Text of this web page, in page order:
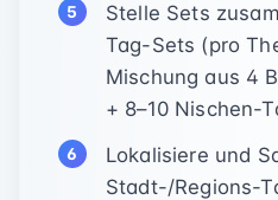
Stelle Sets
Tag-Sets (pro
Mischung aus 4
+ 8–10 Nischen-
Lokalisiere und
Stadt-/Regions-